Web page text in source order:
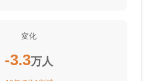
変化
-3.3万人